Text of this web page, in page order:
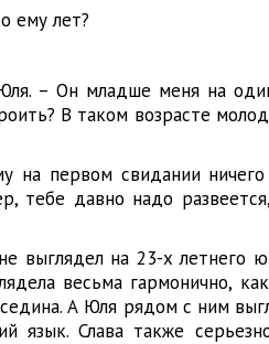
ему лет?
– Он младше меня на
В таком возрасте
первом свидании
тебе давно надо
выглядел на 23-х летнего
весьма гармонично,
А Юля рядом с ним
язык. Слава также